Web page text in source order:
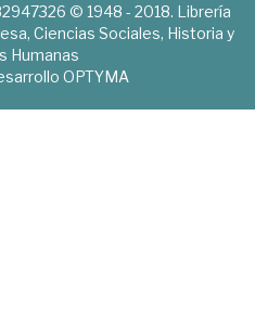
© 1948 - 2018. Librería
Ciencias Sociales, Historia y
Humanas
OPTYMA